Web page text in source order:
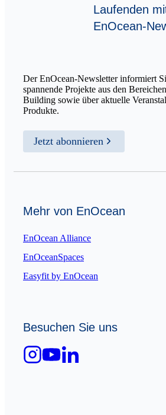
Laufenden
EnOcean-
Der EnOcean-Newsletter informiert
spannende Projekte aus den
Building sowie über aktuelle
Produkte.
Jetzt abonnieren
Mehr von EnOcean
EnOcean Alliance
EnOceanSpaces
Easyfit by EnOcean
Besuchen Sie uns